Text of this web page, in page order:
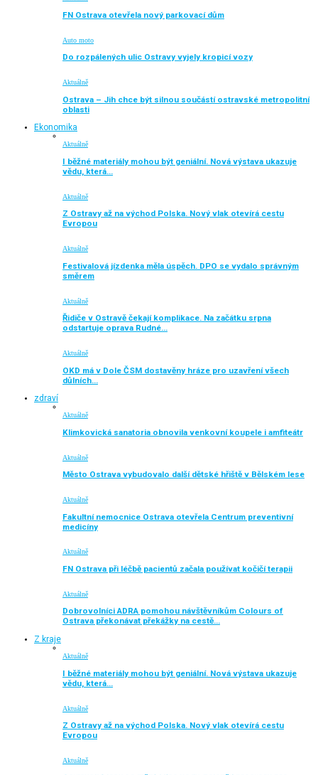
FN Ostrava otevřela nový parkovací dům
Auto moto
Do rozpálených ulic Ostravy vyjely kropicí vozy
Aktuálně
Ostrava – Jih chce být silnou součástí ostravské metropolitní
oblasti
Ekonomika
Aktuálně
I běžné materiály mohou být geniální. Nová výstava ukazuje
vědu, která…
Aktuálně
Z Ostravy až na východ Polska. Nový vlak otevírá cestu
Evropou
Aktuálně
Festivalová jízdenka měla úspěch. DPO se vydalo správným
směrem
Aktuálně
Řidiče v Ostravě čekají komplikace. Na začátku srpna
odstartuje oprava Rudné…
Aktuálně
OKD má v Dole ČSM dostavěny hráze pro uzavření všech
důlních…
zdraví
Aktuálně
Klimkovická sanatoria obnovila venkovní koupele i amfiteátr
Aktuálně
Město Ostrava vybudovalo další dětské hřiště v Bělském lese
Aktuálně
Fakultní nemocnice Ostrava otevřela Centrum preventivní
medicíny
Aktuálně
FN Ostrava při léčbě pacientů začala používat kočičí terapii
Aktuálně
Dobrovolníci ADRA pomohou návštěvníkům Colours of
Ostrava překonávat překážky na cestě…
Z kraje
Aktuálně
I běžné materiály mohou být geniální. Nová výstava ukazuje
vědu, která…
Aktuálně
Z Ostravy až na východ Polska. Nový vlak otevírá cestu
Evropou
Aktuálně